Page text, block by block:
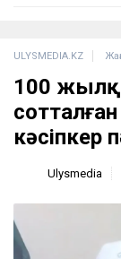
ULYSMEDIA.KZ
100
кәсіпкер
Ulysmedia